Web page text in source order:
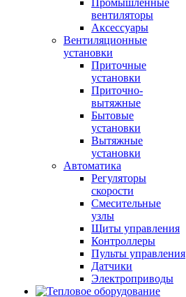
Промышленные
вентиляторы
Аксессуары
Вентиляционные
установки
Приточные
установки
Приточно-
вытяжные
Бытовые
установки
Вытяжные
установки
Автоматика
Регуляторы
скорости
Смесительные
узлы
Щиты управления
Контроллеры
Пульты управления
Датчики
Электроприводы